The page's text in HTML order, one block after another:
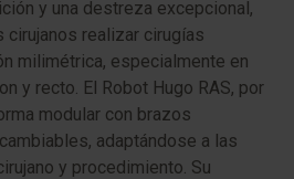
y una destreza excepcional,
cirujanos realizar cirugías
milimétrica, especialmente en
y recto. El Robot Hugo RAS, por
modular con brazos
adaptándose a las
y procedimiento. Su